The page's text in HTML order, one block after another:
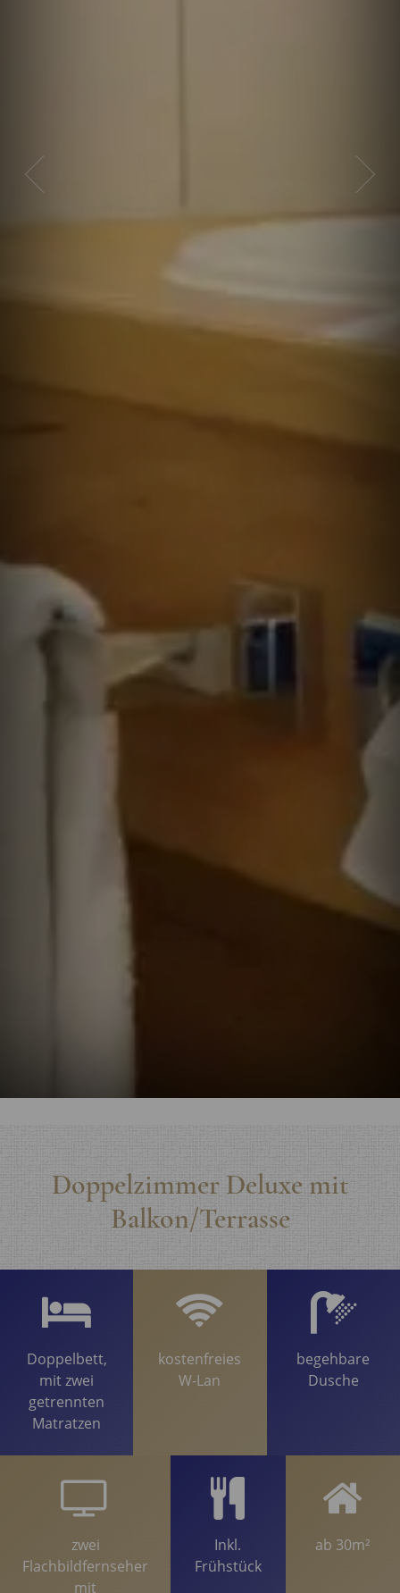
Previous Next
Doppelzimmer Deluxe mit
Balkon/Terrasse
Doppelbett,
mit zwei
getrennten
Matratzen
kostenfreies
W-Lan
begehbare
Dusche
zwei
Flachbildfernseher
mit
Inkl.
Frühstück
ab 30m²